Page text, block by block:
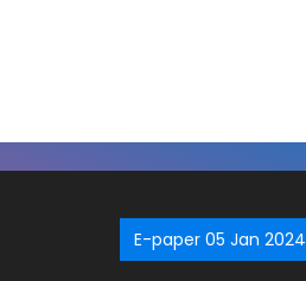
E-paper 05 Jan 2024